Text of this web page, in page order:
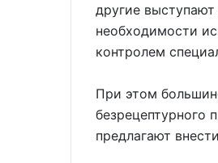
другие
необходимости
контролем
При этом
безрецептурного
предлагают